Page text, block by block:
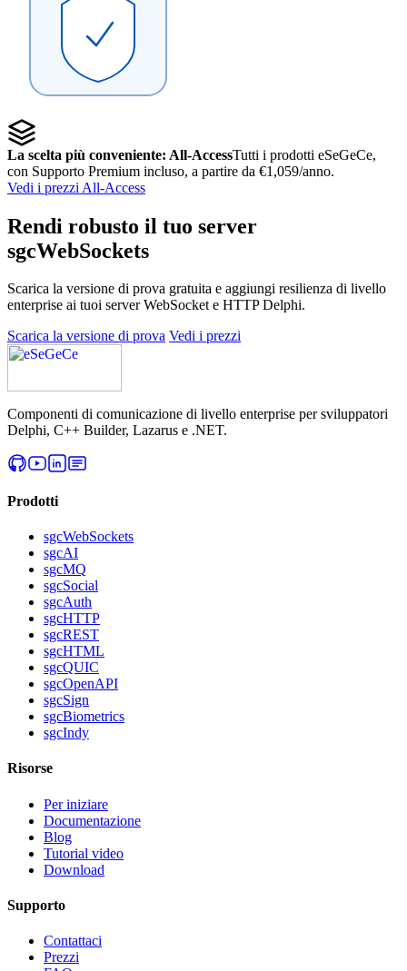
La scelta più conveniente: All-AccessTutti i prodotti eSeGeCe,
con Supporto Premium incluso, a partire da €1,059/anno.
Vedi i prezzi All-Access
Rendi robusto il tuo server
sgcWebSockets
Scarica la versione di prova gratuita e aggiungi resilienza di livello
enterprise ai tuoi server WebSocket e HTTP Delphi.
Scarica la versione di prova Vedi i prezzi
Componenti di comunicazione di livello enterprise per sviluppatori
Delphi, C++ Builder, Lazarus e .NET.
Prodotti
sgcWebSockets
sgcAI
sgcMQ
sgcSocial
sgcAuth
sgcHTTP
sgcREST
sgcHTML
sgcQUIC
sgcOpenAPI
sgcSign
sgcBiometrics
sgcIndy
Risorse
Per iniziare
Documentazione
Blog
Tutorial video
Download
Supporto
Contattaci
Prezzi